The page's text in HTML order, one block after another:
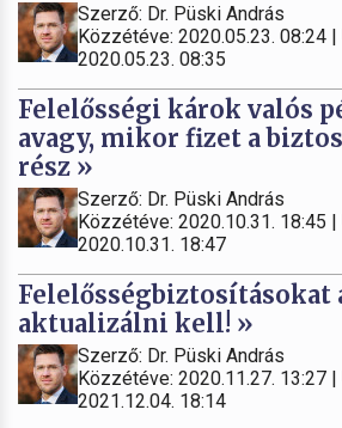
Szerző: Dr. Püski András
Közzétéve: 2020.05.23. 08:24
2020.05.23. 08:35
Felelősségi károk valós
avagy, mikor fizet a
rész »
Szerző: Dr. Püski András
Közzétéve: 2020.10.31. 18:45
2020.10.31. 18:47
Felelősségbiztosításokat
aktualizálni kell! »
Szerző: Dr. Püski András
Közzétéve: 2020.11.27. 13:27
2021.12.04. 18:14